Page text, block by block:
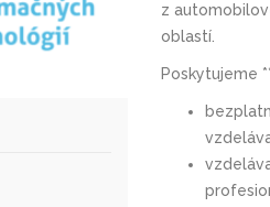
z
oblastí.
Poskytujeme